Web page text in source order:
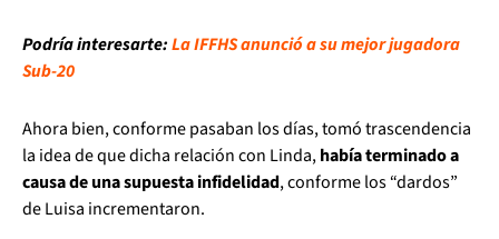
Podría interesarte:La IFFHS anunció a su mejor jugadora
Sub-20
Ahora bien, conforme pasaban los días, tomó trascendencia
la idea de que dicha relación con Linda,había terminado a
causa de una supuesta infidelidad, conforme los “dardos”
de Luisa incrementaron.